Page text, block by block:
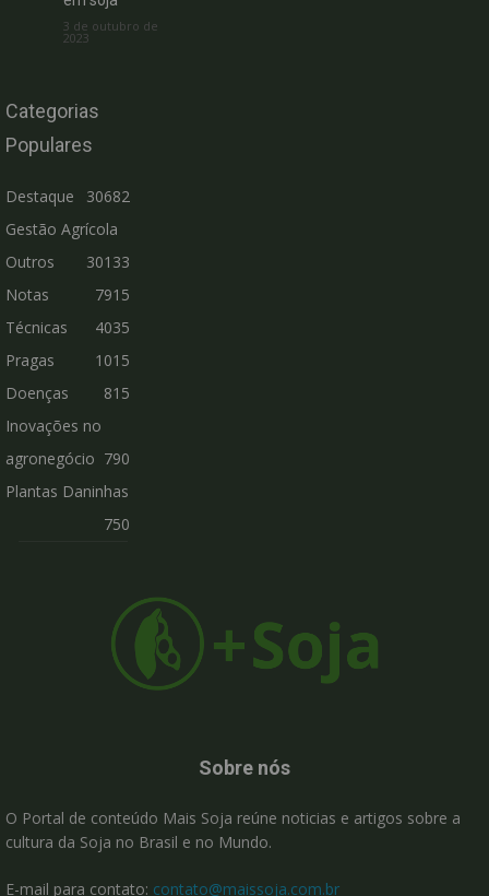
3 de outubro de
2023
Categorias
Populares
Destaque
30682
Gestão Agrícola
30133
Outros
7915
Notas
Técnicas
4035
Pragas
1015
Doenças
815
Inovações no
agronegócio 790
Plantas Daninhas
750
Sobre nós
O Portal de conteúdo Mais Soja reúne noticias e artigos sobre a
cultura da Soja no Brasil e no Mundo.
E-mail para contato: contato@maissoja.com.br